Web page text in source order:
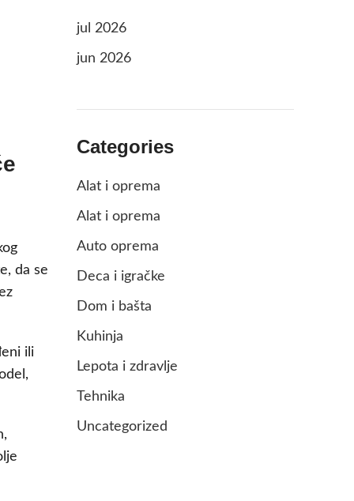
da se
ili
jul 2026
jun 2026
Categories
Alat i oprema
Alat i oprema
Auto oprema
Deca i igračke
Dom i bašta
Kuhinja
Lepota i zdravlje
Tehnika
Uncategorized